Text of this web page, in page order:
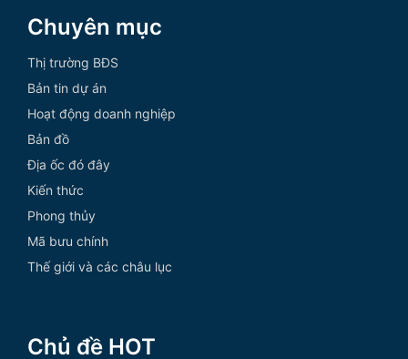
Chuyên mục
Thị trường BĐS
Bản tin dự án
Hoạt động doanh nghiệp
Bản đồ
Địa ốc đó đây
Kiến thức
Phong thủy
Mã bưu chính
Thế giới và các châu lục
Chủ đề HOT